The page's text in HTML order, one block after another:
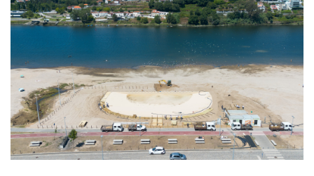
para
observar
eclipse
solar
esgotam
em
menos
de
24